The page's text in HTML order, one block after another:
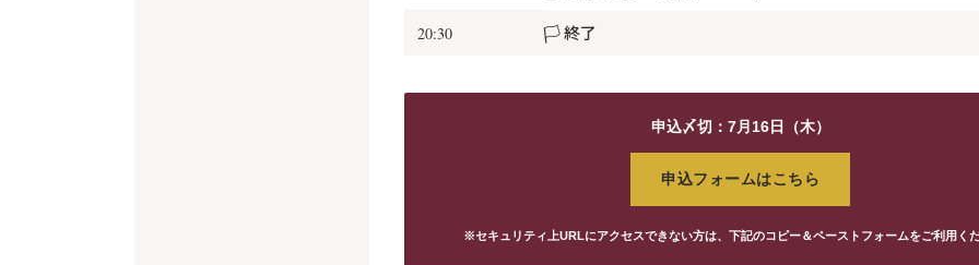
20:30 🏳️ 終了
申込〆切：7月16日（木）
申込フォームはこちら
※セキュリティ上URLにアクセスできない方は、下記のコピー＆ペーストフォームをご利用く